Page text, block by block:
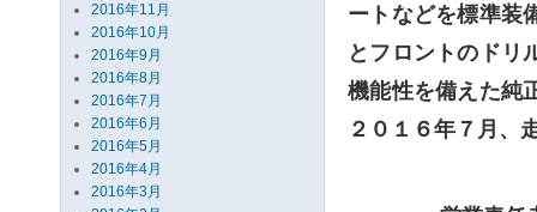
2016年11月
2016年10月
2016年9月
2016年8月
2016年7月
2016年6月
2016年5月
2016年4月
2016年3月
ートなどを標準装
とフロントのドリ
機能性を備えた純
２０１６年７月、